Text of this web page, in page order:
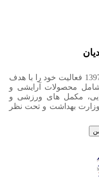
داروخانه آنلاین دکتر یزدیان از سال 1397 فعالیت خود را با هدف
شامل محصولات آرایشی و
مکمل های ورزشی و
بهداشت و تحت نظر